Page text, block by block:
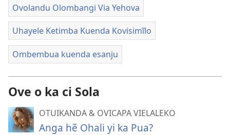
Ovolandu Olombangi Via Yehova
Uhayele Ketimba Kuenda Kovisimĩlo
Ombembua kuenda esanju
Ove o ka ci Sola
OTUIKANDA & OVICAPA VIELALEKO
Anga hẽ Ohali yi ka Pua?